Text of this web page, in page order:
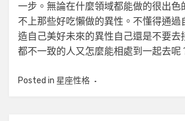
一步。無論在什麼領域都能做的很出色
不上那些好吃懶做的異性。不懂得通過
造自己美好未來的異性自己還是不要去
都不一致的人又怎麼能相處到一起去呢
Posted in 星座性格